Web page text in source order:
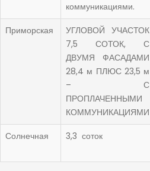
коммуникациями.
Приморская
УГЛОВОЙ УЧАСТОК
7,5 СОТОК, С
ДВУМЯ ФАСАДАМИ
28,4 м ПЛЮС 23,5 м
– С
ПРОПЛАЧЕННЫМИ
КОММУНИКАЦИЯМИ
Солнечная 3,3 соток